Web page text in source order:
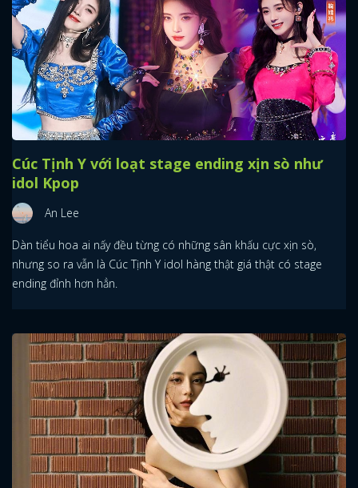
Cúc Tịnh Y với loạt stage ending xịn sò như
idol Kpop
An Lee
Dàn tiểu hoa ai nấy đều từng có những sân khấu cực xịn sò,
nhưng so ra vẫn là Cúc Tịnh Y idol hàng thật giá thật có stage
ending đỉnh hơn hẳn.